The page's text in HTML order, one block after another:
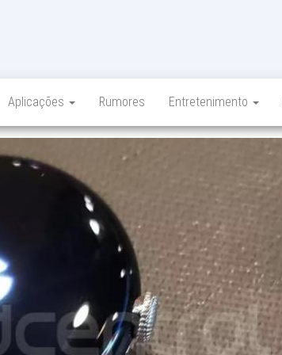
Aplicações Rumores Entretenimento